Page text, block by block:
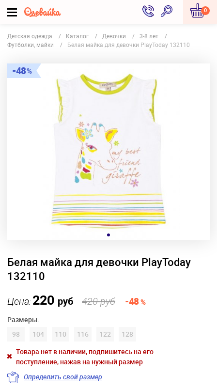
0
Детская одежда Каталог Девочки
3-8 лет
Футболки, майки
Белая майка для девочки PlayToday 132110
48
Белая майка для девочки PlayToday
132110
Цена:220 руб 420 руб -48%
Размеры:
98
104 110 116 122
128
Товара нет в наличии, подпишитесь на его
поступление, нажав на нужный размер
Определить свой размер